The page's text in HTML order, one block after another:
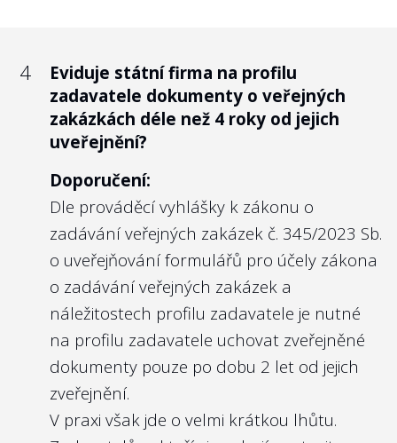
kontrolního orgánu nesou jistou míru
politické odpovědnosti ministra.
Je však zásadní, aby výběr kandidátů na
funkce, které jsou naprosto stěžejní pro
kvalitní „governance“ státní firmy,
reflektoval nároky na kvalitu členů
kontrolního orgánu. Namítne-li někdo, že
jde o osobní údaje zmíněných osob, pak 1.
toto považujeme za standard i v
soukromém sektoru, 2. v souladu s
nominačním zákonem zveřejňuje vládní
Výbor pro personální nominace ve svých
zveřejněných zápisech
posuzovaných kandidátů (včetně členů
4
Eviduje státní firma na profilu
zadavatele dokumenty o veřejných
zakázkách déle než 4 roky od jejich
uveřejnění?
Doporučení:
Dle prováděcí vyhlášky k zákonu o
zadávání veřejných zakázek č. 345/2023 Sb.
o uveřejňování formulářů pro účely zákona
o zadávání veřejných zakázek a
náležitostech profilu zadavatele je nutné
na profilu zadavatele uchovat zveřejněné
dokumenty pouze po dobu 2 let od jejich
zveřejnění.
V praxi však jde o velmi krátkou lhůtu.